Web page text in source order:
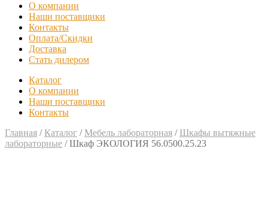
О компании
Наши поставщики
Контакты
Оплата/Скидки
Доставка
Стать дилером
Каталог
О компании
Наши поставщики
Контакты
Главная / Каталог / Мебель лабораторная / Шкафы вытяжные
лабораторные /Шкаф ЭКОЛОГИЯ 56.0500.25.23